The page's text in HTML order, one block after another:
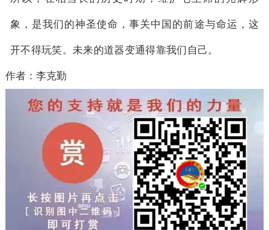
象，是我们的神圣使命，事关中国的前途与命运，这
开不得玩笑。未来的道器变通得靠我们自己。
作者：李克勤